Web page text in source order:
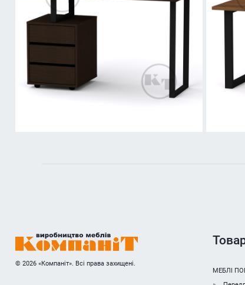
© 2026 «Компаніт». Всі права захищені.
МЕБЛІ